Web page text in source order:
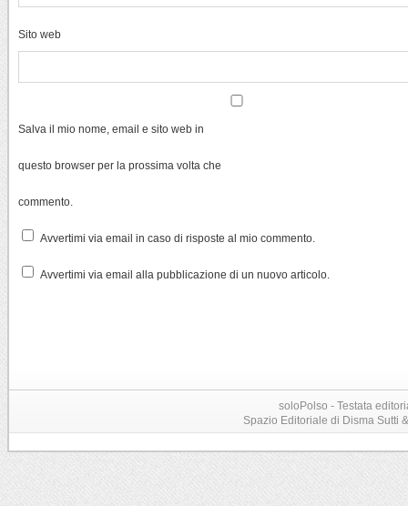
Sito web
Salva il mio nome, email e sito web in
questo browser per la prossima volta che
commento.
Avvertimi via email in caso di risposte al mio commento.
Avvertimi via email alla pubblicazione di un nuovo articolo.
soloPolso - Testata
Spazio Editoriale di Disma Sutti